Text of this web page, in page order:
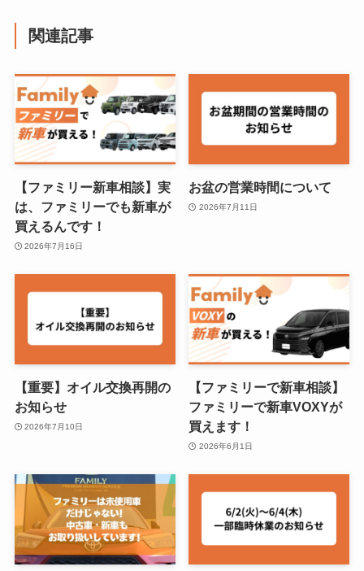
関連記事
【ファミリー新車相談】実
は、ファミリーでも新車が
買えるんです！
2026年7月16日
お盆の営業時間について
2026年7月11日
【重要】オイル交換再開の
お知らせ
2026年7月10日
【ファミリーで新車相談】
ファミリーで新車VOXYが
買えます！
2026年6月1日